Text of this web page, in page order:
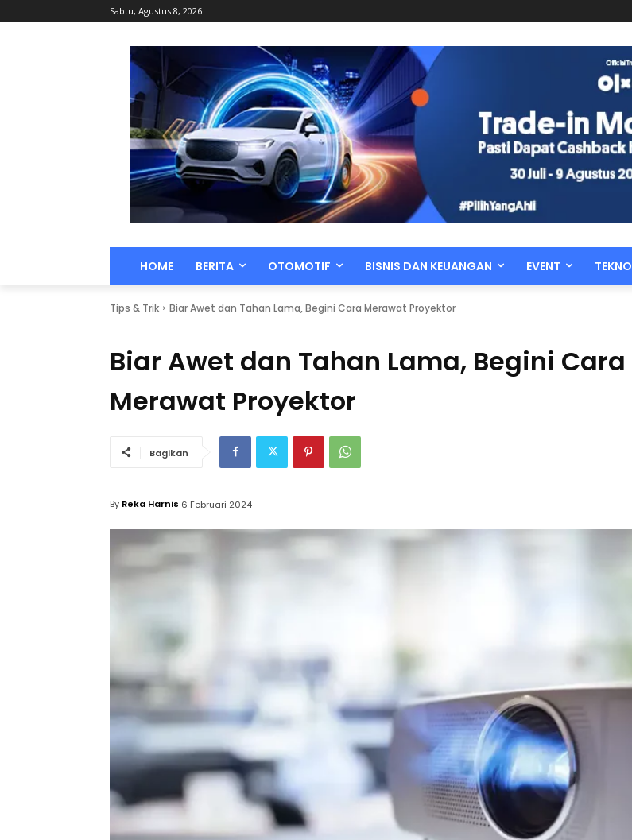
Sabtu, Agustus 8, 2026
HOME BERITA OTOMOTIF BISNIS DAN KEUANGAN EVENT TEKNO
Tips & Trik Biar Awet dan Tahan Lama, Begini Cara Merawat Proyektor
Biar Awet dan Tahan Lama, Begini Cara
Merawat Proyektor
Bagikan
By Reka Harnis 6 Februari 2024